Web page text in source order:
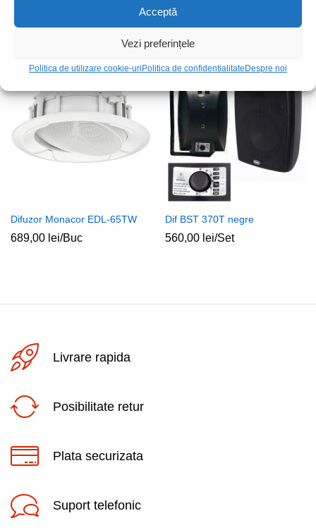
Acceptă
Vezi preferințele
Politica de utilizare cookie-uri Politica de confidentialitate Despre noi
Atenuator linie 100V 100W
Difuzor Monacor EDL-65TW
689,00 lei/Buc
Stoc epuizat
Dif BST 370T negre
560,00 lei/Set
Livrare rapida
Posibilitate retur
Plata securizata
Suport telefonic